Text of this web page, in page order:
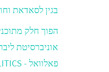
בגין לסאדאת
הפוך חלק
אוניברסיטת
פאלוואל - U.S-ISRAEL POLITICS